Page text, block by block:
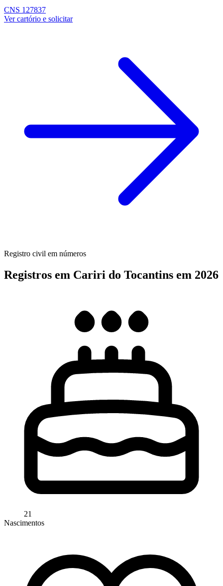
CNS 127837
Ver cartório e solicitar
Registro civil em números
Registros em Cariri do Tocantins em 2026
21
Nascimentos